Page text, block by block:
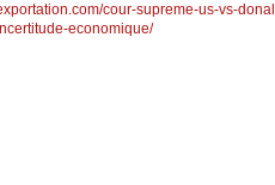
cour-supreme-us-vs-
economique/